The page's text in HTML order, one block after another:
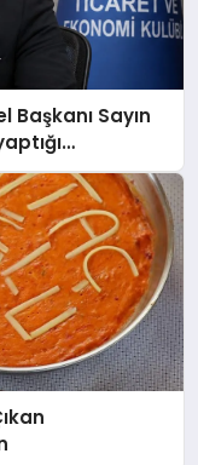
Sayın